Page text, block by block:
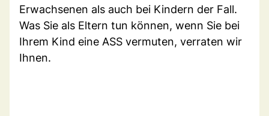
Erwachsenen als auch bei Kindern der Fall.
Was Sie als Eltern tun können, wenn Sie bei
Ihrem Kind eine ASS vermuten, verraten wir
Ihnen.